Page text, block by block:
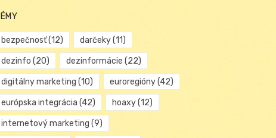
bezpečnosť(12) darčeky(11)
dezinfo (20) dezinformácie (22)
digitálny marketing (10) euroregióny(42)
európska integrácia (42) hoaxy(12)
internetový marketing (9)